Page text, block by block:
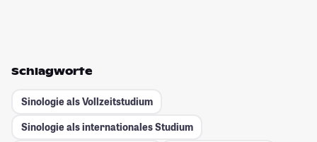
Schlagworte
Sinologie als Vollzeitstudium
Sinologie als internationales Studium